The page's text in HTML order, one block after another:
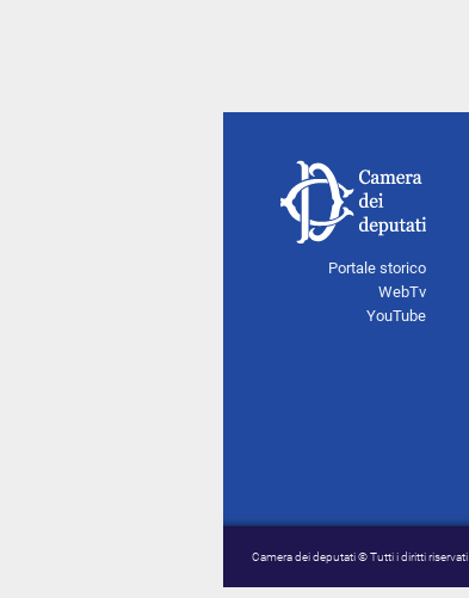
Portale storico
WebTv
YouTube
Camera dei deputati © Tutti i diritti riservati